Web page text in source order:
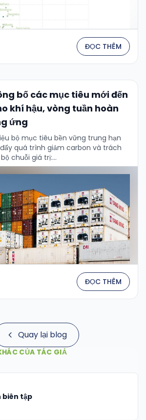
ĐỌC THÊM
bố các mục tiêu mới đến
khí hậu, vòng tuần hoàn
ứng
bộ mục tiêu bền vững trung hạn
quá trình giảm carbon và trách
chuỗi giá trị:...
ĐỌC THÊM
Quay lại blog
CỦA TÁC GIẢ
biên tập